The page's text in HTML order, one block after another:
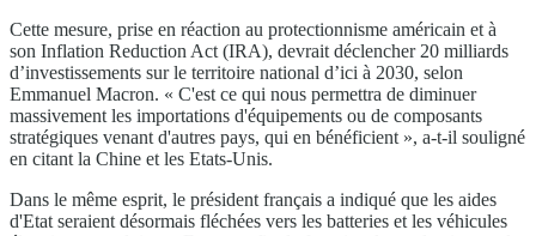
Cette mesure, prise en réaction au protectionnisme américain et à
son Inflation Reduction Act (IRA), devrait déclencher 20 milliards
d’investissements sur le territoire national d’ici à 2030, selon
Emmanuel Macron. « C'est ce qui nous permettra de diminuer
massivement les importations d'équipements ou de composants
stratégiques venant d'autres pays, qui en bénéficient », a-t-il souligné
en citant la Chine et les Etats-Unis.
Dans le même esprit, le président français a indiqué que les aides
d'Etat seraient désormais fléchées vers les batteries et les véhicules